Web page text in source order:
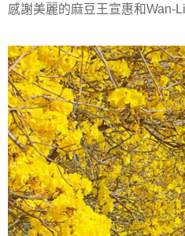
感謝美麗的麻豆王宣惠和Wan-